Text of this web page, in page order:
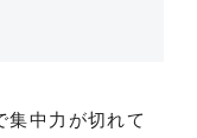
集中力が切れて